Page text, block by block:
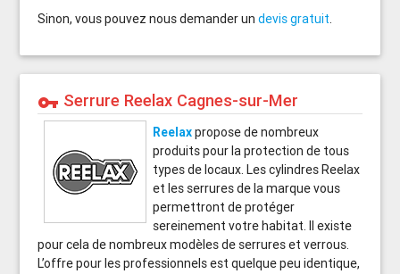
Sinon, vous pouvez nous demander undevis gratuit.
vpn_key Serrure Reelax Cagnes-sur-Mer
Reelaxpropose de nombreux
produits pour la protection de tous
types de locaux. Les cylindres Reelax
et les serrures de la marque vous
permettront de protéger
sereinement votre habitat. Il existe
pour cela de nombreux modèles de serrures et verrous.
L’offre pour les professionnels est quelque peu identique,